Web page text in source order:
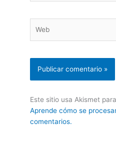
Este sitio usa Akismet
Aprende cómo se
comentarios.